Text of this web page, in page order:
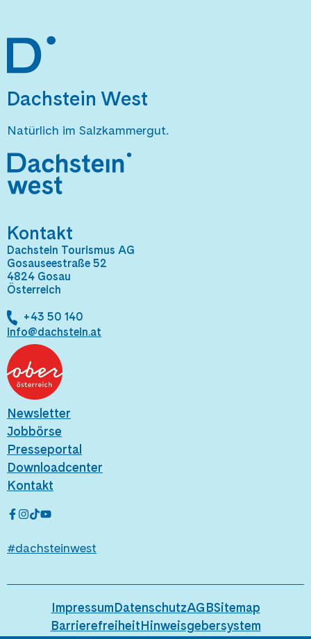
Dachstein West
Natürlich im Salzkammergut.
Kontakt
Dachstein Tourismus AG
Gosauseestraße 52
4824 Gosau
Österreich
+43 50 140
info@dachstein.at
Newsletter
Jobbörse
Presseportal
Downloadcenter
Kontakt
#dachsteinwest
ImpressumDatenschutzAGBSitemap
BarrierefreiheitHinweisgebersystem